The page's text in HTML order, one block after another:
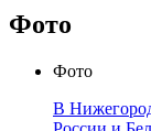
Фото
Фото
В